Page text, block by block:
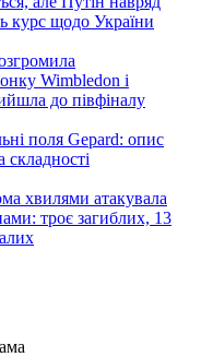
курс щодо України
Wimbledon і
до півфіналу
поля Gepard: опис
складності
хвилями атакувала
троє загиблих, 13